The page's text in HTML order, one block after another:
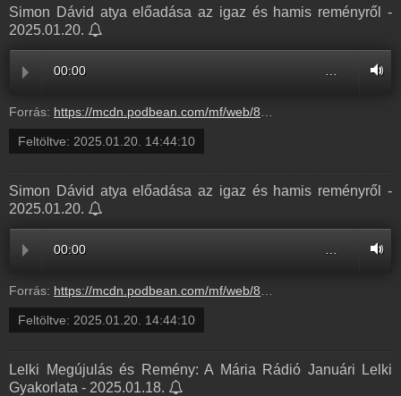
Simon Dávid atya előadása az igaz és hamis reményről -
2025.01.20.
00:00
Forrás: https://mcdn.podbean.com/mf/web/856uahzucnnczdmm/Simon_D_vid_atya_el_ad_sa_az_igaz_s_hamis_rem_nyr_l_a_M_ria_R_di_t_mogat_i_vacsor_j_n_202501177zn0h-p9nbwh-Optimized.mp3
Feltöltve: 2025.01.20. 14:44:10
Simon Dávid atya előadása az igaz és hamis reményről -
2025.01.20.
00:00
Forrás: https://mcdn.podbean.com/mf/web/856uahzucnnczdmm/Simon_D_vid_atya_el_ad_sa_az_igaz_s_hamis_rem_nyr_l_a_M_ria_R_di_t_mogat_i_vacsor_j_n_202501177zn0h-p9nbwh-Optimized.mp3
Feltöltve: 2025.01.20. 14:44:10
Lelki Megújulás és Remény: A Mária Rádió Januári Lelki
Gyakorlata - 2025.01.18.